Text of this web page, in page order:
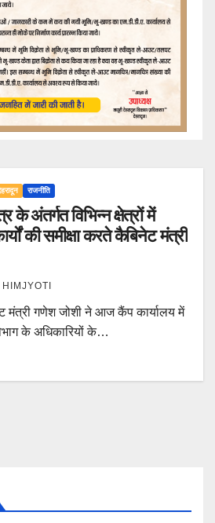
राजनीति
के अंतर्गत विभिन्न क्षेत्रों में
की समीक्षा करते कैबिनेट मंत्री
HIMJYOTI
मंत्री गणेश जोशी ने आज कैंप कार्यालय में
के अधिकारियों के…